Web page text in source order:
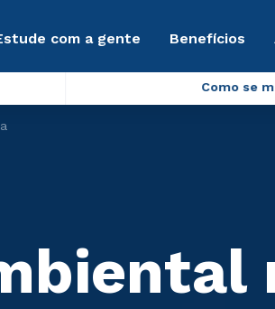
com a gente Benefícios
Como se